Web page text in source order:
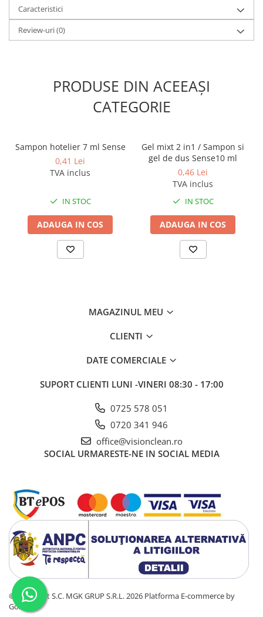
Prosoape hartie pliate
Pungi igienice
Role hartie industriala
Servetele masa & faciale
Aparate odorizante profesionale
Odorizante camera
Rezerva aparate odorizante
Produse de curatenie
Articole menaj
Carucioare
Carucioare bucatarie
Sisteme, ustensile spalat
Produse hoteliere
Carucioare camerista hotel
Cosmetice hoteliere
Gama de cosmetice hoteliere Black
Botanika
Gama de cosmetice hoteliere Dove
Gama de cosmetice hoteliere
Holiday Care
Gama de cosmetice hoteliere I Am
You
Gama de cosmetice hoteliere Lux
Gama de cosmetice hoteliere
Omnia
Caracteristici
Review-uri(0)
PRODUSE DIN ACEEAȘI
CATEGORIE
Sampon hotelier 7 ml Sense
0,41 Lei
TVA inclus
IN STOC
ADAUGA IN COS
Gel mixt 2 in1 / Sampon si
gel de dus Sense10 ml
0,46 Lei
TVA inclus
IN STOC
ADAUGA IN COS
MAGAZINUL MEU
CLIENTI
DATE COMERCIALE
SUPORT CLIENTI LUNI -VINERI 08:30 - 17:00
0725 578 051
0720 341 946
office@visionclean.ro
SOCIAL URMARESTE-NE IN SOCIAL MEDIA
©Copyright S.C. MGK GRUP S.R.L. 2026 Platforma E-commerce by
Gomag